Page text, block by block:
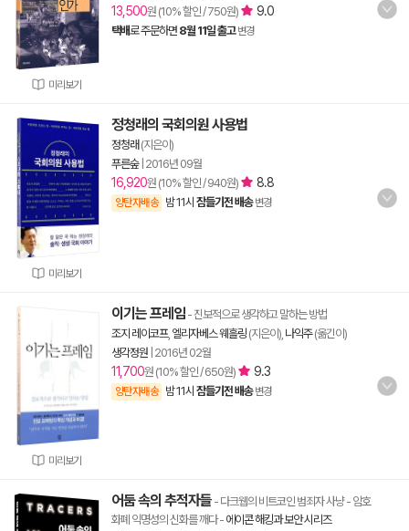
미리보기
13,500원 (10% 할인 / 750원) 9.0
택배로 주문하면 8월 11일 출고 변경
미리보기
정청래의 국회의원 사용법
정청래 (지은이)
푸른숲| 2016년 09월
16,920원 (10% 할인 / 940원) 8.8
양탄자배송 밤 11시 잠들기전 배송 변경
미리보기
이기는 프레임 - 진보적으로 생각하고 말하는 방법
조지 레이코프, 엘리자베스 웨흘링 (지은이), 나익주(옮긴이)
생각정원 2016년 02월
11,700원 (10% 할인 / 650원) 9.3
양탄자배송 밤 11시 잠들기전 배송 변경
어둠 속의 추적자들 - 다크웹의 비트코인 범죄자 사냥 - 암호
화폐 익명성의 신화를 깨다- 에이콘 해킹과 보안 시리즈